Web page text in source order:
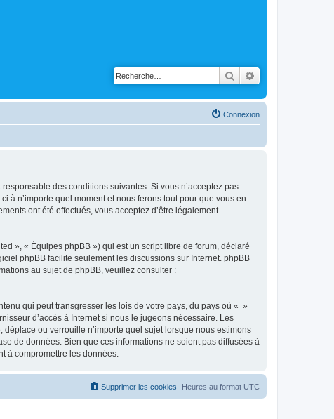
Rechercher
Connexion
des conditions suivantes. Si vous n’acceptez pas
à n’importe quel moment et nous ferons tout pour que vous en
ont été effectués, vous acceptez d’être légalement
», « Équipes phpBB ») qui est un script libre de forum, déclaré
phpBB facilite seulement les discussions sur Internet. phpBB
au sujet de phpBB, veuillez consulter :
qui peut transgresser les lois de votre pays, du pays où « »
d’accès à Internet si nous le jugeons nécessaire. Les
ou verrouille n’importe quel sujet lorsque nous estimons
de données. Bien que ces informations ne soient pas diffusées à
à compromettre les données.
Heures au format UTC
Supprimer les cookies